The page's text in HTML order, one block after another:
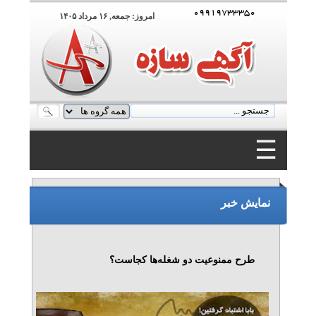
امروز: جمعه, ۱۶ مرداد ۱۴۰۵
☰
۰۹۹۱۹۷۳۳۳۵۰
۰۹۹۱۹۷۳۳۳۵۰
نمایش خبر
طرح ممنوعیت دو شغله‌ها کجاست؟